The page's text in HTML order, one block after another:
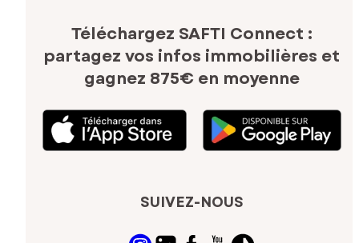
Téléchargez SAFTI Connect :
partagez vos infos immobilières et
gagnez 875€ en moyenne
SUIVEZ-NOUS